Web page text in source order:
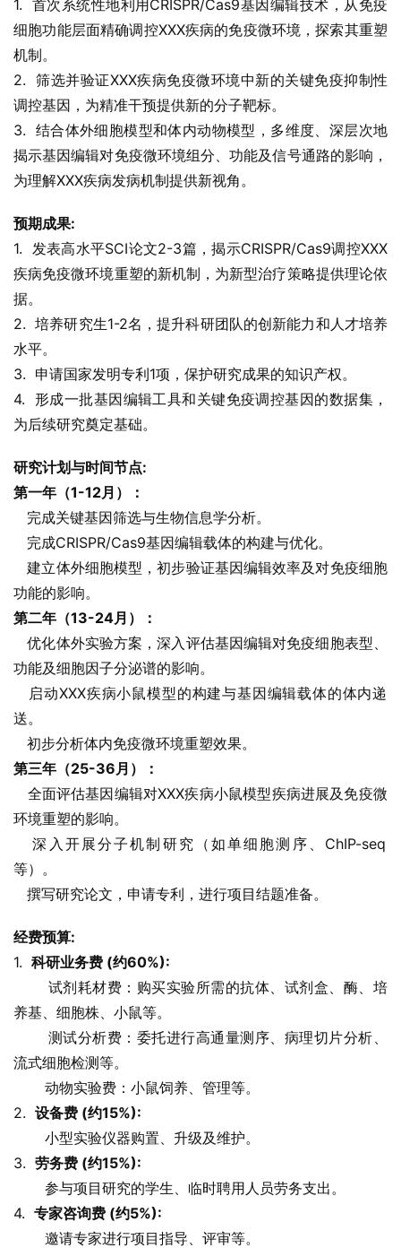
1.  首次系统性地利用CRISPR/Cas9基因编辑技术，从免疫
细胞功能层面精确调控XXX疾病的免疫微环境，探索其重塑
机制。
2.  筛选并验证XXX疾病免疫微环境中新的关键免疫抑制性
调控基因，为精准干预提供新的分子靶标。
3.  结合体外细胞模型和体内动物模型，多维度、深层次地
揭示基因编辑对免疫微环境组分、功能及信号通路的影响，
为理解XXX疾病发病机制提供新视角。
预期成果:
1.  发表高水平SCI论文2-3篇，揭示CRISPR/Cas9调控XXX
疾病免疫微环境重塑的新机制，为新型治疗策略提供理论依
据。
2.  培养研究生1-2名，提升科研团队的创新能力和人才培养
水平。
3.  申请国家发明专利1项，保护研究成果的知识产权。
4.  形成一批基因编辑工具和关键免疫调控基因的数据集，
为后续研究奠定基础。
研究计划与时间节点:
第一年（1-12月）：
   完成关键基因筛选与生物信息学分析。
   完成CRISPR/Cas9基因编辑载体的构建与优化。
   建立体外细胞模型，初步验证基因编辑效率及对免疫细胞
功能的影响。
第二年（13-24月）：
   优化体外实验方案，深入评估基因编辑对免疫细胞表型、
功能及细胞因子分泌谱的影响。
送。
   初步分析体内免疫微环境重塑效果。
第三年（25-36月）：
环境重塑的影响。
   深入开展分子机制研究（如单细胞测序、ChIP-seq
等）。
   撰写研究论文，申请专利，进行项目结题准备。
经费预算:
1. 科研业务费 (约60%):
养基、细胞株、小鼠等。
流式细胞检测等。
       动物实验费：小鼠饲养、管理等。
2. 设备费 (约15%):
       小型实验仪器购置、升级及维护。
3. 劳务费 (约15%):
       参与项目研究的学生、临时聘用人员劳务支出。
4. 专家咨询费 (约5%):
       邀请专家进行项目指导、评审等。